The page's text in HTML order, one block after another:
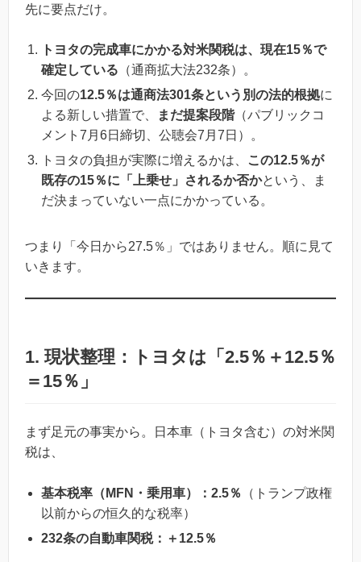
先に要点だけ。
トヨタの完成車にかかる対米関税は、現在15％で
確定している （通商拡大法232条）。
今回の12.5％は通商法301条という別の法的根拠に
よる新しい措置で、
まだ提案段階（パブリックコ
メント7月6日締切、公聴会7月7日）。
トヨタの負担が実際に増えるかは、
この12.5％が
既存の15％に「上乗せ」されるか否かという、ま
だ決まっていない一点にかかっている。
つまり「今日から27.5％」ではありません。順に見て
いきます。
1. 現状整理：トヨタは「2.5％＋12.5％
＝15％」
まず足元の事実から。日本車（トヨタ含む）の対米関
税は、
基本税率（MFN・乗用車）：2.5％
（トランプ政権
以前からの恒久的な税率）
232条の自動車関税：＋12.5％